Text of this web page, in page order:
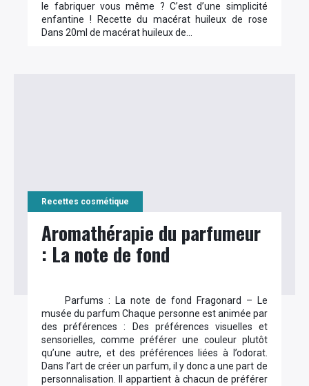
le fabriquer vous même ? C’est d’une simplicité
enfantine ! Recette du macérat huileux de rose
Dans 20ml de macérat huileux de…
Recettes cosmétique
Aromathérapie du parfumeur
: La note de fond
Parfums : La note de fond Fragonard – Le
musée du parfum Chaque personne est animée par
des préférences : Des préférences visuelles et
sensorielles, comme préférer une couleur plutôt
qu’une autre, et des préférences liées à l’odorat.
Dans l’art de créer un parfum, il y donc a une part de
personnalisation. Il appartient à chacun de préférer